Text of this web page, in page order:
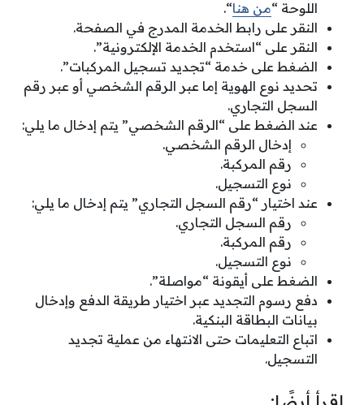
اللوحة “من هنا“.
النقر على رابط الخدمة المدرج في الصفحة.
النقر على “استخدم الخدمة الإلكترونية”.
الضغط على خدمة “تجديد تسجيل المركبات”.
تحديد نوع الهوية إما عبر الرقم الشخصي أو عبر رقم
السجل التجاري.
عند الضغط على “الرقم الشخصي” يتم إدخال ما يلي:
إدخال الرقم الشخصي.
رقم المركبة.
نوع التسجيل.
عند اختيار “رقم السجل التجاري” يتم إدخال ما يلي:
رقم السجل التجاري.
رقم المركبة.
نوع التسجيل.
الضغط على أيقونة “مواصلة”.
دفع رسوم التجديد عبر اختيار طريقة الدفع وإدخال
بيانات البطاقة البنكية.
اتباع التعليمات حتى الانتهاء من عملية تجديد
التسجيل.